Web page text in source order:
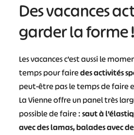
Des vacances
garder la forme !
Les vacances c’est aussi le
temps pour fairedes activités
peut-être pas le temps de faire
La Vienne offre un panel très
possible de faire :saut à
avec des lamas, balades avec